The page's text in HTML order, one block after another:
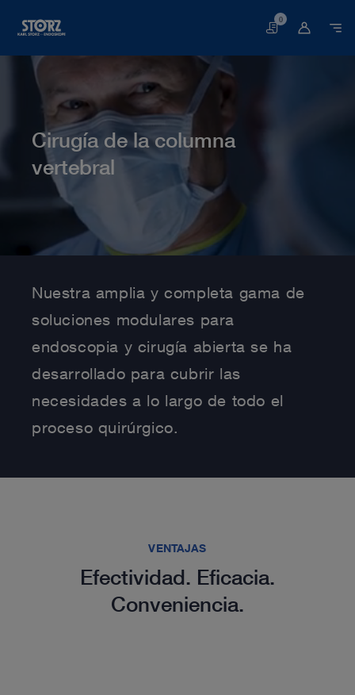
Cesta
0
Cirugía de la columna vertebral
Cirugía de la columna
vertebral
Nuestra amplia y completa gama de
soluciones modulares para
endoscopia y cirugía abierta se ha
desarrollado para cubrir las
necesidades a lo largo de todo el
proceso quirúrgico.
VENTAJAS
Efectividad. Eficacia.
Conveniencia.